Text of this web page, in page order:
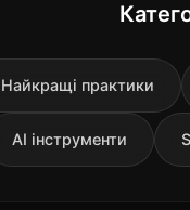
Найкращі практики
AI інструменти